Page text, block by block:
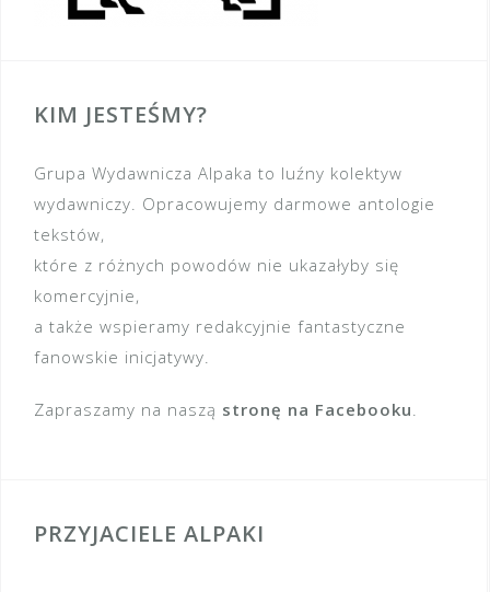
KIM JESTEŚMY?
Grupa Wydawnicza Alpaka to luźny kolektyw
wydawniczy. Opracowujemy darmowe antologie
tekstów,
które z różnych powodów nie ukazałyby się
komercyjnie,
a także wspieramy redakcyjnie fantastyczne
fanowskie inicjatywy.
Zapraszamy na naszą stronę na Facebooku.
PRZYJACIELE ALPAKI